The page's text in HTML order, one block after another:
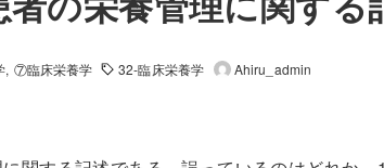
⑦臨床栄養学 32-臨床栄養学 Ahiru_admin